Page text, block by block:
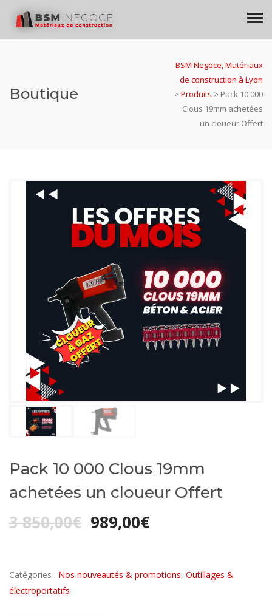
Boutique
BSM Negoce, Matériaux
de construction à Lyon
> Produits > Pack 10 000
Clous 19mm achetées
un cloueur Offert
Pack 10 000 Clous 19mm
achetées un cloueur Offert
3 850,00€ Le
initial
989,00€Le
actuel
Catégories : Nos nouveautés & promotions, Outillages &
électroportatifs